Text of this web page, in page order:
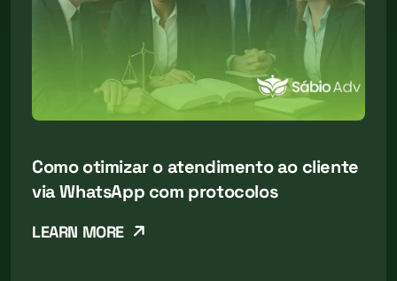
Como otimizar o atendimento ao cliente
via WhatsApp com protocolos
LEARN MORE